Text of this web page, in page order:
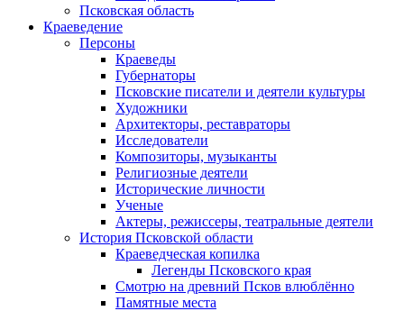
Псковская область
Краеведение
Персоны
Краеведы
Губернаторы
Псковские писатели и деятели культуры
Художники
Архитекторы, реставраторы
Исследователи
Композиторы, музыканты
Религиозные деятели
Исторические личности
Ученые
Актеры, режиссеры, театральные деятели
История Псковской области
Краеведческая копилка
Легенды Псковского края
Смотрю на древний Псков влюблённо
Памятные места